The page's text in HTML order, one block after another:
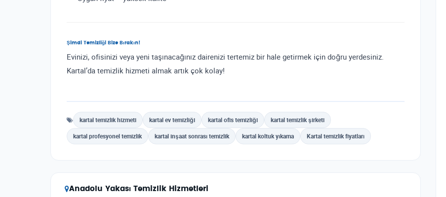
Şimdi Temizliği Bize Bırakın!
Evinizi, ofisinizi veya yeni taşınacağınız dairenizi tertemiz bir hale getirmek için doğru yerdesiniz.
Kartal’da temizlik hizmeti almak artık çok kolay!
kartal temizlik hizmeti kartal ev temizliği kartal ofis temizliği kartal temizlik şirketi
kartal profesyonel temizlik kartal inşaat sonrası temizlik kartal koltuk yıkama Kartal temizlik fiyatları
Anadolu Yakası Temizlik Hizmetleri